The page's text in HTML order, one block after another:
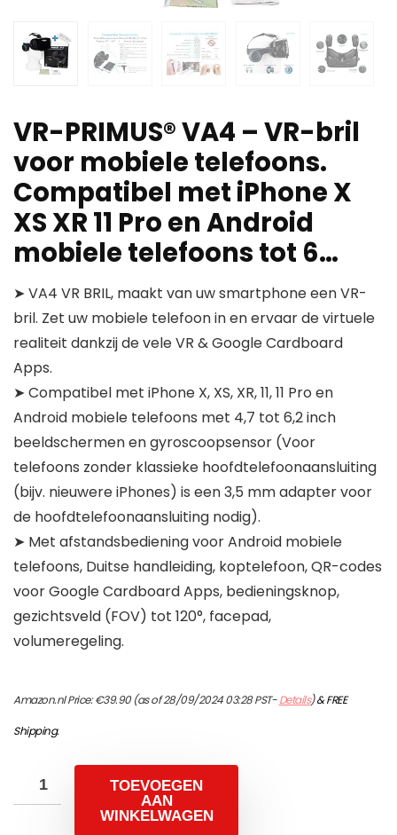
VR-PRIMUS® VA4 – VR-bril
voor mobiele telefoons.
Compatibel met iPhone X
XS XR 11 Pro en Android
mobiele telefoons tot 6…
➤ VA4 VR BRIL, maakt van uw smartphone een VR-
bril. Zet uw mobiele telefoon in en ervaar de virtuele
realiteit dankzij de vele VR & Google Cardboard
Apps.
➤ Compatibel met iPhone X, XS, XR, 11, 11 Pro en
Android mobiele telefoons met 4,7 tot 6,2 inch
beeldschermen en gyroscoopsensor (Voor
telefoons zonder klassieke hoofdtelefoonaansluiting
(bijv. nieuwere iPhones) is een 3,5 mm adapter voor
de hoofdtelefoonaansluiting nodig).
➤ Met afstandsbediening voor Android mobiele
telefoons, Duitse handleiding, koptelefoon, QR-codes
voor Google Cardboard Apps, bedieningsknop,
gezichtsveld (FOV) tot 120°, facepad,
volumeregeling.
Amazon.nl Price:€39.90(as of 28/09/2024 03:28 PST-Details)&FREE
Shipping.
TOEVOEGEN
AAN
WINKELWAGEN